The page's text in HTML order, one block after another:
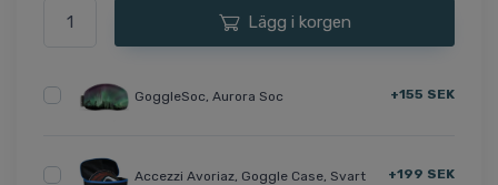
Lägg i korgen
GoggleSoc, Aurora Soc +155 SEK
Accezzi Avoriaz, Goggle Case, Svart +199 SEK